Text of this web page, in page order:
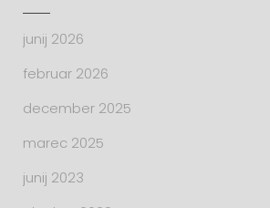
junij 2026
februar 2026
december 2025
marec 2025
junij 2023